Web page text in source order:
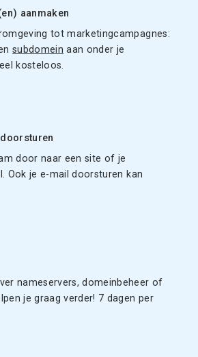
aanmaken
tot marketingcampagnes:
subdomein aan onder je
kosteloos.
door naar een site of je
Ook je e-mail doorsturen kan
nameservers, domeinbeheer of
je graag verder! 7 dagen per